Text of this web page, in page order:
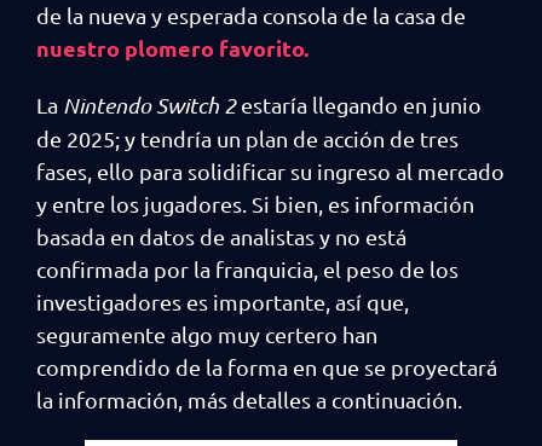
de la nueva y esperada consola de la casa de
nuestro plomero favorito.
La Nintendo Switch 2estaría llegando en junio
de 2025; y tendría un plan de acción de tres
fases, ello para solidificar su ingreso al mercado
y entre los jugadores. Si bien, es información
basada en datos de analistas y no está
confirmada por la franquicia, el peso de los
investigadores es importante, así que,
seguramente algo muy certero han
comprendido de la forma en que se proyectará
la información, más detalles a continuación.